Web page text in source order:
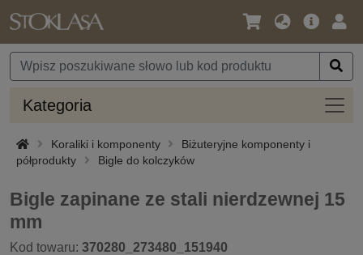
Język
Waluta
Oferta
Kategoria
Koraliki i komponenty
Biżuteryjne komponenty i
półprodukty
Bigle do kolczyków
Bigle zapinane ze stali nierdzewnej 15
mm
Kod towaru: 370280_273480_151940